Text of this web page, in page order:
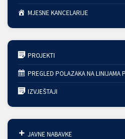
MJESNE KANCELARIJE
PROJEKTI
PREGLED POLAZAKA NA LINIJAMA
IZVJEŠTAJI
JAVNE NABAVKE